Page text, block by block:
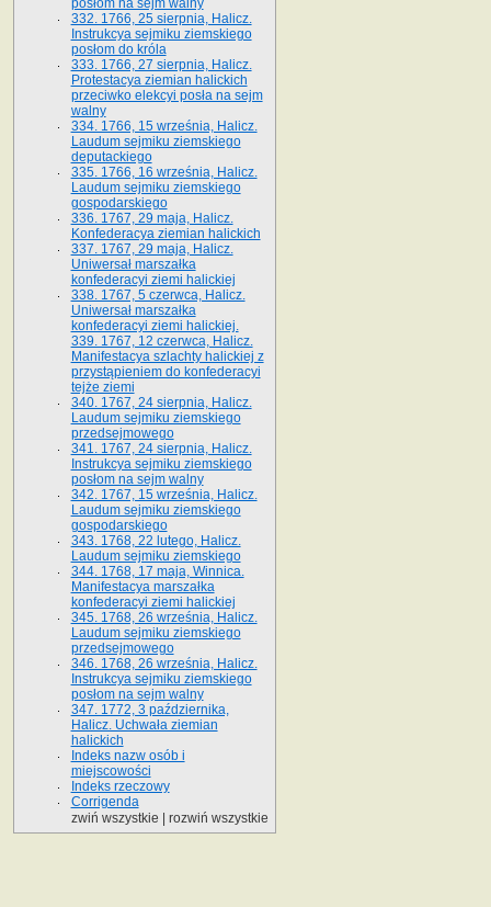
posłom na sejm walny
332. 1766, 25 sierpnia, Halicz.
Instrukcya sejmiku ziemskiego
posłom do króla
333. 1766, 27 sierpnia, Halicz.
Protestacya ziemian halickich
przeciwko elekcyi posła na sejm
walny
334. 1766, 15 września, Halicz.
Laudum sejmiku ziemskiego
deputackiego
335. 1766, 16 września, Halicz.
Laudum sejmiku ziemskiego
gospodarskiego
336. 1767, 29 maja, Halicz.
Konfederacya ziemian halickich
337. 1767, 29 maja, Halicz.
Uniwersał marszałka
konfederacyi ziemi halickiej
338. 1767, 5 czerwca, Halicz.
Uniwersał marszałka
konfederacyi ziemi halickiej.
339. 1767, 12 czerwca, Halicz.
Manifestacya szlachty halickiej z
przystąpieniem do konfederacyi
tejże ziemi
340. 1767, 24 sierpnia, Halicz.
Laudum sejmiku ziemskiego
przedsejmowego
341. 1767, 24 sierpnia, Halicz.
Instrukcya sejmiku ziemskiego
posłom na sejm walny
342. 1767, 15 września, Halicz.
Laudum sejmiku ziemskiego
gospodarskiego
343. 1768, 22 lutego, Halicz.
Laudum sejmiku ziemskiego
344. 1768, 17 maja, Winnica.
Manifestacya marszałka
konfederacyi ziemi halickiej
345. 1768, 26 września, Halicz.
Laudum sejmiku ziemskiego
przedsejmowego
346. 1768, 26 września, Halicz.
Instrukcya sejmiku ziemskiego
posłom na sejm walny
347. 1772, 3 października,
Halicz. Uchwała ziemian
halickich
Indeks nazw osób i
miejscowości
Indeks rzeczowy
Corrigenda
zwiń wszystkie
rozwiń wszystkie